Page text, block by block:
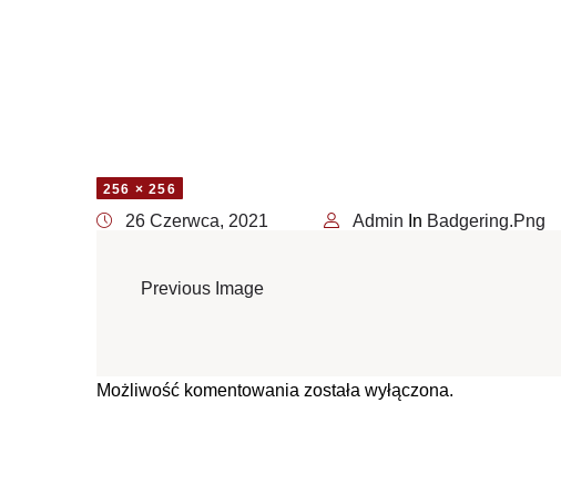
256 × 256
26 Czerwca, 2021 Admin In Badgering.png
Previous Image
Możliwość komentowania została wyłączona.